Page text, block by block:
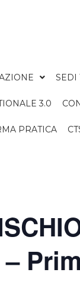
SEDI
3.0
PRATICA